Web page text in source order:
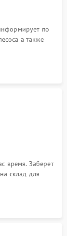
по
а также
время. Заберет
склад для